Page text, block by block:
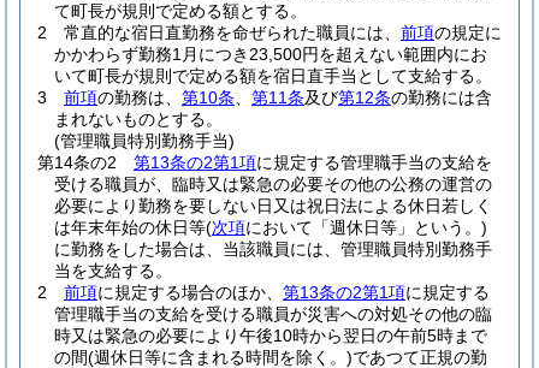
て町長が規則で定める額とする。
2
常直的な宿日直勤務を命ぜられた職員には、 前項の規定に
かかわらず勤務1月につき23,500円を超えない範囲内にお
いて町長が規則で定める額を宿日直手当として支給する。
3
前項の勤務は、 第10条 第11条及び第12条の勤務には含
まれないものとする。
(管理職員特別勤務手当)
第14条の2
第13条の2第1項に規定する管理職手当の支給を
受ける職員が、臨時又は緊急の必要その他の公務の運営の
必要により勤務を要しない日又は祝日法による休日若しく
は年末年始の休日等(次項において「週休日等」という。)
に勤務をした場合は、当該職員には、管理職員特別勤務手
当を支給する。
2
前項に規定する場合のほか、 第13条の2第1項に規定する
管理職手当の支給を受ける職員が災害への対処その他の臨
時又は緊急の必要により午後10時から翌日の午前5時まで
の間(週休日等に含まれる時間を除く。)であつて正規の勤